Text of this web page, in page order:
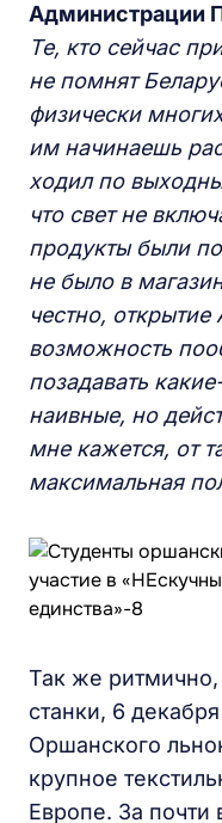
Администрации
Те, кто сейчас
не помнят
физически
им начинаешь
ходил по
что свет не
продукты были
не было в
честно,
возможность
позадавать
наивные, но
мне кажется, от
максимальная
Так же ритмично,
станки, 6
Оршанского
крупное
Европе. За почти